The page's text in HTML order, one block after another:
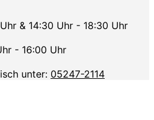
& 14:30 Uhr - 18:30 Uhr
- 16:00 Uhr
unter: 05247-2114